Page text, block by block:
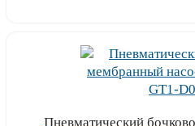
Пневматический